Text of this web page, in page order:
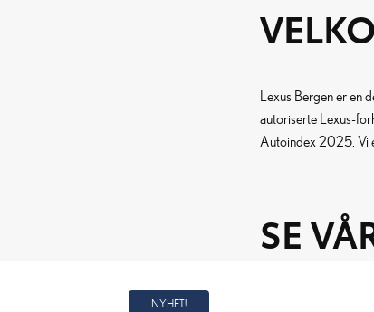
Lexus Bergen er en
autoriserte Lexus-
Autoindex 2025. Vi
SE
NYHET!